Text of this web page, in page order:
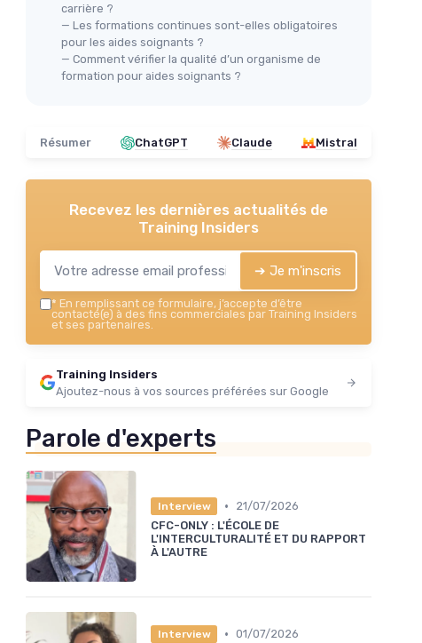
carrière ?
— Les formations continues sont-elles obligatoires
pour les aides soignants ?
— Comment vérifier la qualité d’un organisme de
formation pour aides soignants ?
Résumer ChatGPT Claude Mistral
Recevez les dernières actualités de
Training Insiders
➔ Je m'inscris
* En remplissant ce formulaire, j’accepte d’être
contacté(e) à des fins commerciales par Training Insiders
et ses partenaires.
Training Insiders
Ajoutez-nous à vos sources préférées sur Google
Parole d'experts
Interview •
21/07/2026
CFC-ONLY : L'ÉCOLE DE
L'INTERCULTURALITÉ ET DU RAPPORT
À L'AUTRE
Interview • 01/07/2026